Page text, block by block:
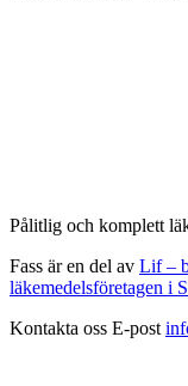
Pålitlig och komplett
Fass är en del av Lif –
läkemedelsföretagen i
Kontakta oss E-post